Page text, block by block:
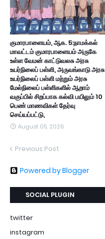
குமாரபாளையம், ஆக. 5:நாமக்கல்
மாவட்டம் குமாரபாளையம் அருகே
உள்ள வேமன் காட்டுவலசு அரசு
உயர்நிலைப் பள்ளி, அருவங்காடு அரசு
உயர்நிலைப் பள்ளி மற்றும் அரசு
மேல்நிலைப் பள்ளிகளில் ஆறாம்
வகுப்பில் சிறப்பாக கல்வி பயிலும் 10
பெண் மாணவிகள் தேர்வு
செய்யப்பட்டு,
August 05, 2026
Previous Post
Powered by Blogger
SOCIAL PLUGIN
twitter
instagram